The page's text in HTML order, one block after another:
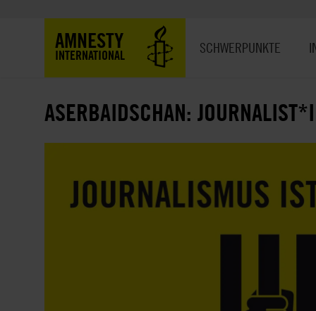
AMNESTY
INTERNATIONAL SCHWERPUNKTE
ASERBAIDSCHAN: